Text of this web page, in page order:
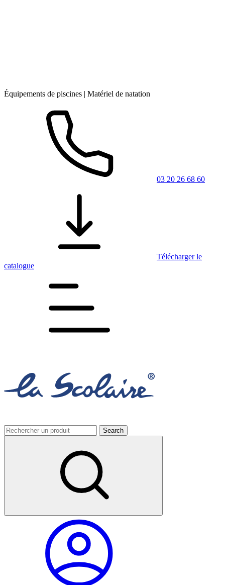
Équipements de piscines | Matériel de natation
03 20 26 68 60
Télécharger le
catalogue